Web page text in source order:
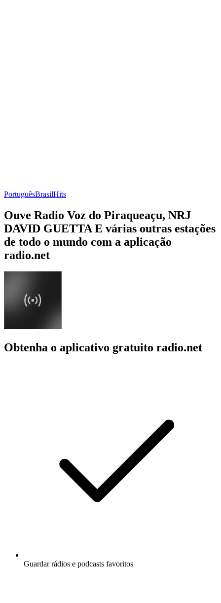
PortuguêsBrasilHits
Ouve Radio Voz do Piraqueaçu, NRJ
DAVID GUETTA E várias outras estações
de todo o mundo com a aplicação
radio.net
Obtenha o aplicativo gratuito radio.net
Guardar rádios e podcasts favoritos